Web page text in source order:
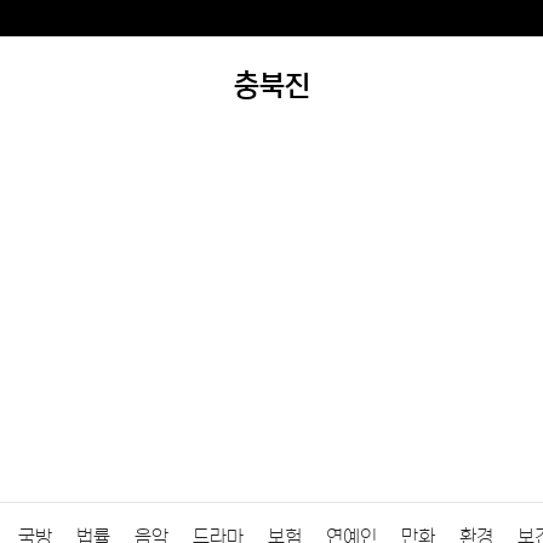
충북진
국방 법률 음악 드라마 보험 연예인 만화 환경 보